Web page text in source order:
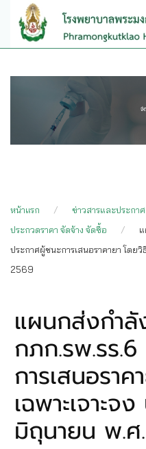
Skip to main content
หน้าแรก ข่าวสารและประกาศ
ประกวดราคา จัดจ้าง จัดซื้อ
ประกาศผู้ชนะการเสนอราคายา โดยวิ
2569
แผนกส่งกำ
กภก.รพ.รร.6
การเสนอราค
เฉพาะเจาะจ
มิถุนายน พ.